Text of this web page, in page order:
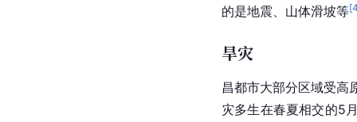
的是地震、山体滑坡等[
旱灾
昌都市大部分区域受高
灾多生在春夏相交的5